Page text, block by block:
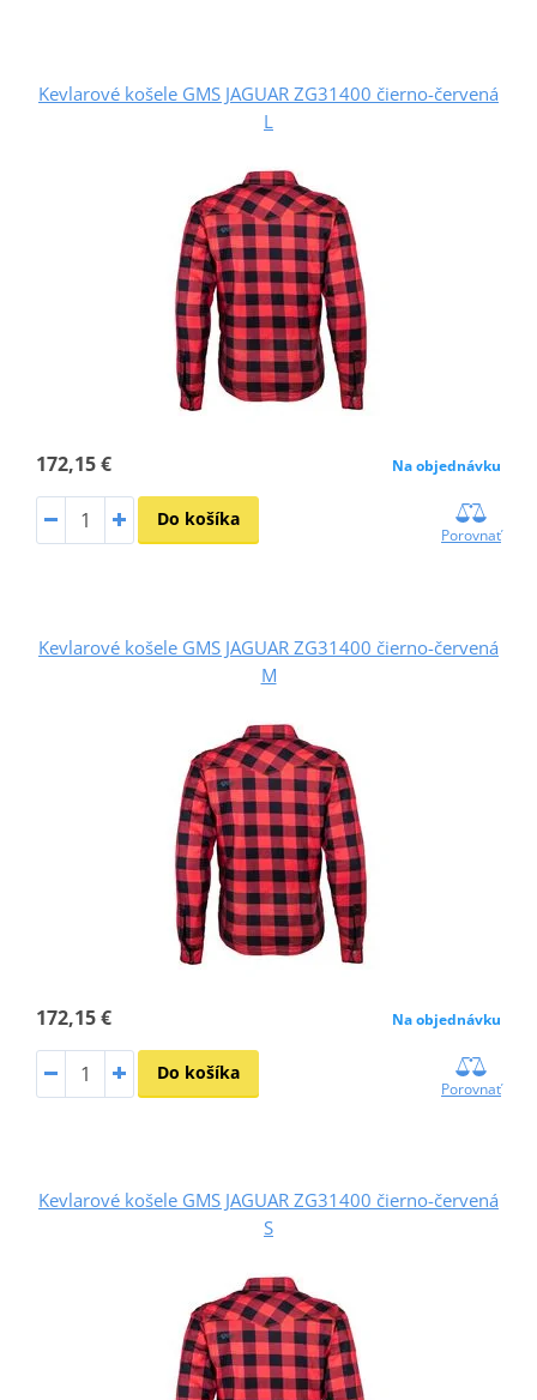
Kevlarové košele GMS JAGUAR ZG31400 čierno-červená
L
172,15 € Na objednávku
Do košíka
Porovnať
Kevlarové košele GMS JAGUAR ZG31400 čierno-červená
M
172,15 € Na objednávku
Do košíka
Porovnať
Kevlarové košele GMS JAGUAR ZG31400 čierno-červená
S